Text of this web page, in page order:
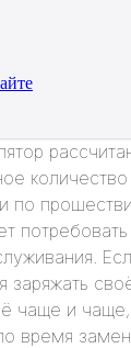
количество
по
потребовать
заряжать
чаще и чаще,
время